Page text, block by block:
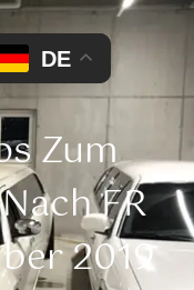
Zum
FR
2019
DE